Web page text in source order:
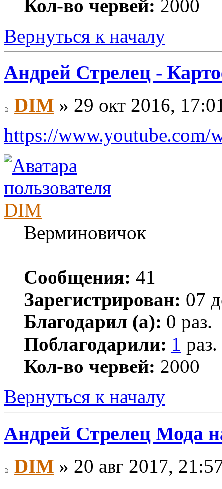
Кол-во червей: 2000
Вернуться к началу
Андрей Стрелец -
DIM » 29 окт 2016,
https://www.youtube.com/
DIM
Верминовичок
Сообщения: 41
Зарегистрирован: 07
Благодарил (а): 0 раз.
Поблагодарили: 1 раз.
Кол-во червей: 2000
Вернуться к началу
Андрей Стрелец Мода
DIM » 20 авг 2017,